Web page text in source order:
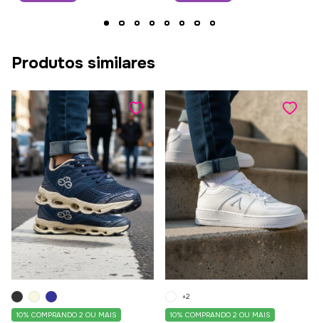
Produtos similares
10% COMPRANDO 2 OU MAIS 10% COMPRANDO 2 OU MAIS
+2